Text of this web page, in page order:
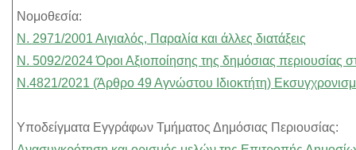
Νομοθεσία:
Ν. 2971/2001 Αιγιαλός, Παραλία και άλλες διατάξεις
Ν. 5092/2024 Όροι Αξιοποίησης της δημόσιας περιουσίας
Ν.4821/2021 (Άρθρο 49 Αγνώστου Ιδιοκτήτη)
Υποδείγματα Εγγράφων Τμήματος Δημόσιας Περιουσίας: